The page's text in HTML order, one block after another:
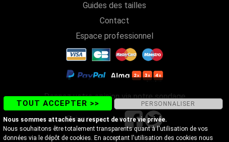
Guides des tailles
Contact
Espace professionnel
Donnez votre opinion via notre sondage
Suivez-nous sur
TOUT ACCEPTER >> PERSONNALISER
Nous sommes attachés au respect de votre vie privée.
Nous souhaitons être totalement transparents quant à l'utilisation de vos
données via le dépôt de cookies. En acceptant l'utilisation des cookies nous